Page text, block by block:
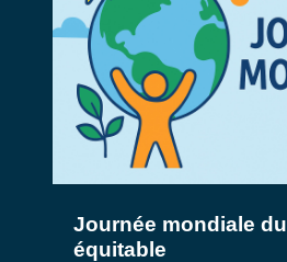
Journée mondiale
équitable